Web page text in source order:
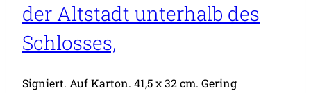
der Altstadt unterhalb des
Schlosses,
Signiert. Auf Karton. 41,5 x 32 cm. Gering